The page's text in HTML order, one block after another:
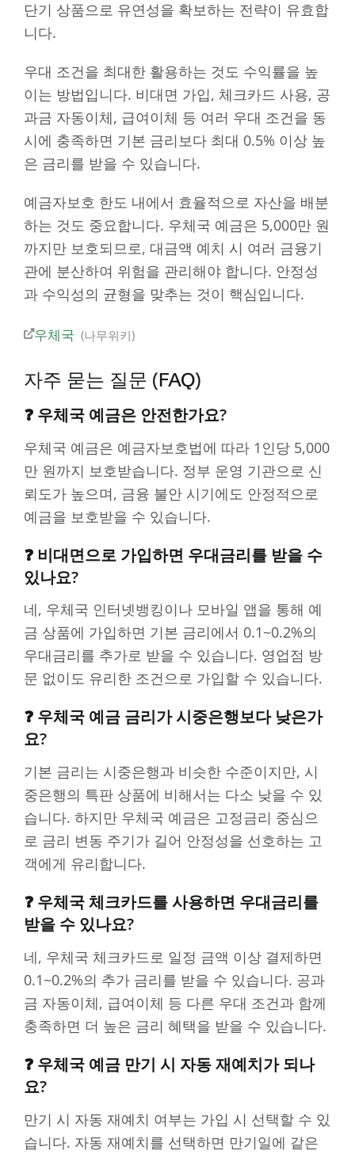
단기 상품으로 유연성을 확보하는 전략이 유효합
니다.
우대 조건을 최대한 활용하는 것도 수익률을 높
이는 방법입니다. 비대면 가입, 체크카드 사용, 공
과금 자동이체, 급여이체 등 여러 우대 조건을 동
시에 충족하면 기본 금리보다 최대 0.5% 이상 높
은 금리를 받을 수 있습니다.
예금자보호 한도 내에서 효율적으로 자산을 배분
하는 것도 중요합니다. 우체국 예금은 5,000만 원
까지만 보호되므로, 대금액 예치 시 여러 금융기
관에 분산하여 위험을 관리해야 합니다. 안정성
과 수익성의 균형을 맞추는 것이 핵심입니다.
우체국 나무위키
자주 묻는 질문 (FAQ)
❓ 우체국 예금은 안전한가요?
우체국 예금은 예금자보호법에 따라 1인당 5,000
만 원까지 보호받습니다. 정부 운영 기관으로 신
뢰도가 높으며, 금융 불안 시기에도 안정적으로
예금을 보호받을 수 있습니다.
❓ 비대면으로 가입하면 우대금리를 받을 수
있나요?
네, 우체국 인터넷뱅킹이나 모바일 앱을 통해 예
금 상품에 가입하면 기본 금리에서 0.1~0.2%의
우대금리를 추가로 받을 수 있습니다. 영업점 방
문 없이도 유리한 조건으로 가입할 수 있습니다.
❓ 우체국 예금 금리가 시중은행보다 낮은가
요?
기본 금리는 시중은행과 비슷한 수준이지만, 시
중은행의 특판 상품에 비해서는 다소 낮을 수 있
습니다. 하지만 우체국 예금은 고정금리 중심으
로 금리 변동 주기가 길어 안정성을 선호하는 고
객에게 유리합니다.
❓ 우체국 체크카드를 사용하면 우대금리를
받을 수 있나요?
네, 우체국 체크카드로 일정 금액 이상 결제하면
0.1~0.2%의 추가 금리를 받을 수 있습니다. 공과
금 자동이체, 급여이체 등 다른 우대 조건과 함께
충족하면 더 높은 금리 혜택을 받을 수 있습니다.
❓ 우체국 예금 만기 시 자동 재예치가 되나
요?
만기 시 자동 재예치 여부는 가입 시 선택할 수 있
습니다. 자동 재예치를 선택하면 만기일에 같은